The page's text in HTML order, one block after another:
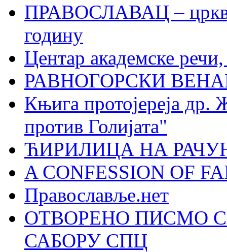
ПРАВОСЛАВАЦ –
годину
Центар академске
РАВНОГОРСКИ
Књига протојереја др.
против Голијата"
ЋИРИЛИЦА НА
A CONFESSION OF
Православље.нет
ОТВОРЕНО ПИСМО
САБОРУ СПЦ